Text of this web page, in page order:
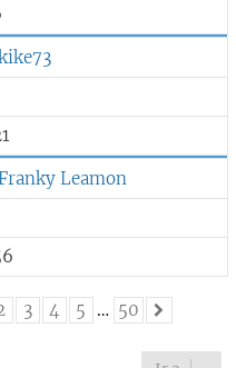
Leamon
50
3 4 5 … 50
Siguiente